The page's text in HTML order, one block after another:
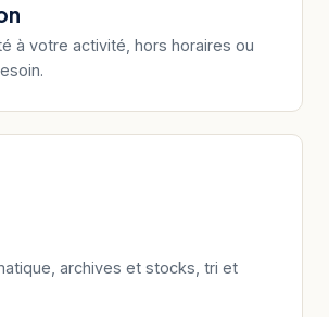
à votre activité, hors horaires ou
archives et stocks, tri et